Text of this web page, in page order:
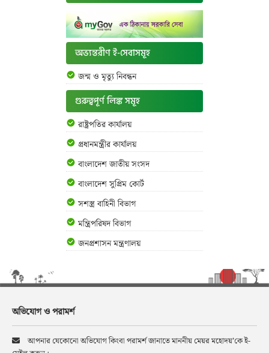
অভ্যন্তরীণ ই-সেবাসমূহ
জন্ম ও মৃত্যু নিবন্ধন
গুরুত্বপূর্ণ লিঙ্ক সমূহ
রাষ্ট্রপতির কার্যালয়
প্রধানমন্ত্রীর কার্যালয়
বাংলাদেশ জাতীয় সংসদ
বাংলাদেশ সুপ্রিম কোর্ট
সশস্ত্র বাহিনী বিভাগ
মন্ত্রিপরিষদ বিভাগ
জনপ্রশাসন মন্ত্রণালয়
অভিযোগ ও পরামর্শ
আপনার যেকোনো অভিযোগ কিংবা পরামর্শ জানাতে মাননীয় মেয়র মহোদয়’কে ই-